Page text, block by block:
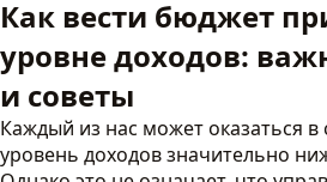
Как вести бюджет
уровне доходов:
и советы
Каждый из нас может оказаться в
уровень доходов значительно